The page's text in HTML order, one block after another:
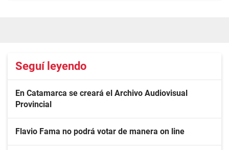
Seguí leyendo
En Catamarca se creará el Archivo Audiovisual
Provincial
Flavio Fama no podrá votar de manera on line